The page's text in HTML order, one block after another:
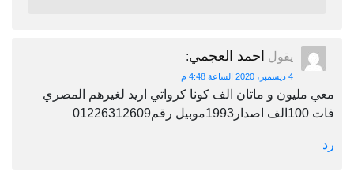
يقول احمد العجمي:
4 ديسمبر، 2020 الساعة 4:48 م
معي مليون و ماتان الف كونا كرواتي اريد لغيرهم المصري
فات 100الف اصدار1993موبيل رقم01226312609
رد